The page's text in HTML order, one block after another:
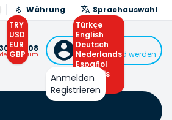
Währung
TRY
USD
EUR
GBP
Sprachauswahl
Türkçe
English
Deutsch
Nederlands
Español
Français
Arabic
0 308 Anmelden
oder Mitglied werden
Anmelden
Registrieren